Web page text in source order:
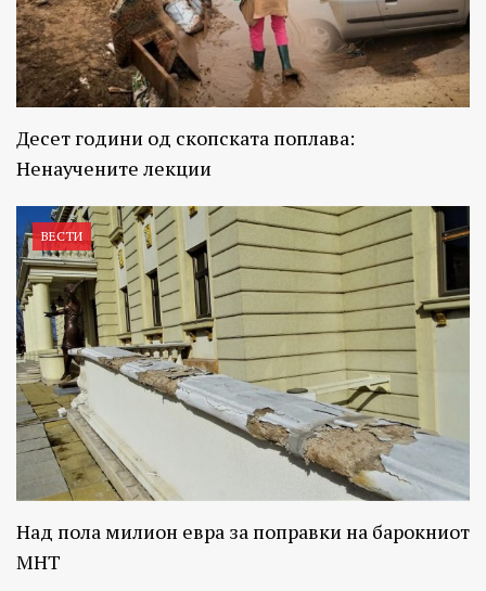
Десет години од скопската поплава:
Ненаучените лекции
ВЕСТИ
Над пола милион евра за поправки на барокниот
МНТ